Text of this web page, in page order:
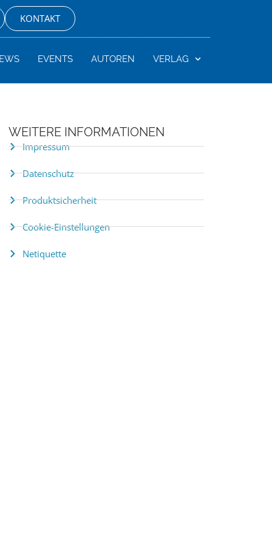
KONTAKT
EVENTS AUTOREN VERLAG
WEITERE INFORMATIONEN
Impressum
Datenschutz
Produktsicherheit
Cookie-Einstellungen
Netiquette